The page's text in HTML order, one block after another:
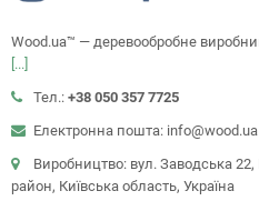
Wood.ua™ — деревообробне
[...]
Тел.: +38 050 357 7725
Електронна пошта: info@wood.ua
Виробництво: вул. Заводська
район, Київська область, Україна